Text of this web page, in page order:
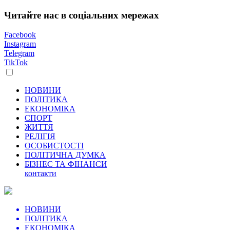
Читайте нас в соціальних мережах
Facebook
Instagram
Telegram
TikTok
НОВИНИ
ПОЛІТИКА
ЕКОНОМІКА
СПОРТ
ЖИТТЯ
РЕЛІГІЯ
ОСОБИСТОСТІ
ПОЛІТИЧНА ДУМКА
БІЗНЕС ТА ФІНАНСИ
контакти
НОВИНИ
ПОЛІТИКА
ЕКОНОМІКА